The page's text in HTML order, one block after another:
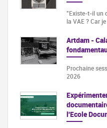
"Existe-t-il un
la VAE ? Car
Artdam -
Prochaine
2026
l'Ecole